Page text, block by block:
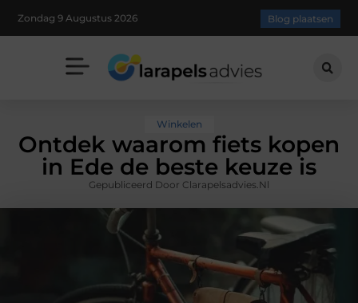
Zondag 9 Augustus 2026 Blog plaatsen
Winkelen
Ontdek waarom fiets kopen
in Ede de beste keuze is
Gepubliceerd Door Clarapelsadvies.nl